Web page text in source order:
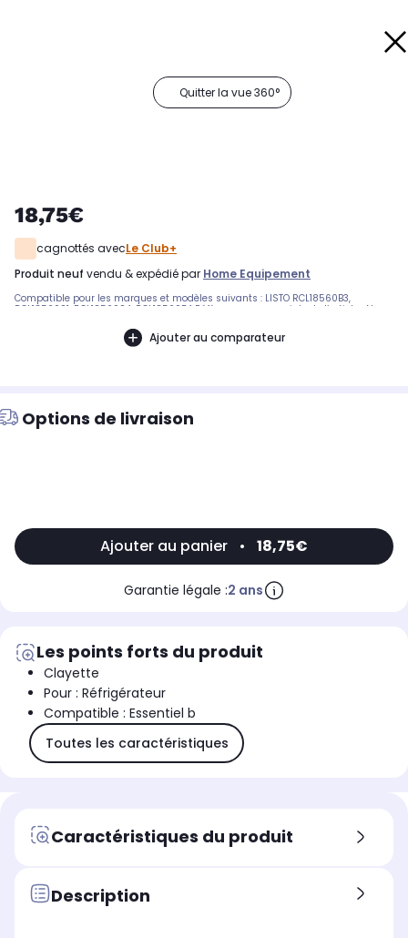
Quitter la vue 360°
18,75€
cagnottés avecLe Club+
produit neuf vendu & expédié par Home Equipement
Compatible pour les marques et modèles suivants : LISTO RCL18560B3,
RCL18560S1, RCL18560S4, RCL18560B4 Référence commerciale de l’article : Non
compatibles :REFRIGERATEUR COMBINE LISTO RCL185-60B3, REFRIGERATEUR
COMBINE LISTO RCL185-60B4, REFRIGERATEUR COMBINE LISTO RCL185-60S1,
Ajouter au comparateur
Options de livraison
Ajouter au panier • 18,75€
Garantie légale :2 ans
Les points forts du produit
Clayette
Pour : Réfrigérateur
Compatible : Essentiel b
Toutes les caractéristiques
Caractéristiques du produit
Description